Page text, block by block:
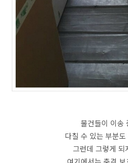
물건들이 이송
다칠 수 있는 부분
그런데 그렇게 되